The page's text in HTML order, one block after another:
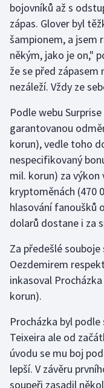
Lezení
Lyže a snowboard
Moderní pětiboj
Olympijské hry
Parasport
Plavání
Plážový volejbal
Ragby
Rychlobruslení
Short track
Sportovní střelba
bojovníků až s
zápas. Glover byl
šampionem, a jsem
někým, jako je on,"
že se před
nezáleží. Vždy ze
Podle webu
garantovanou
korun), vedle toho
nespecifikovaný
mil. korun) za výkon
kryptoměnách (470
hlasování fanoušků
dolarů dostane i za
Za předešlé souboje
Oezdemirem
inkasoval
korun).
Procházka byl
Teixeira ale od
úvodu se mu boj
lepší. V závěru
soupeři zasadil